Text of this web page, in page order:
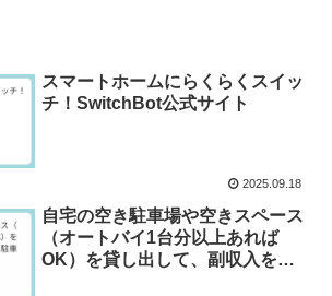
スマートホームにらくらくスイッ
チ！SwitchBot公式サイト
2025.09.18
自宅の空き駐車場や空きスペース
（オートバイ1台分以上あれば
OK）を貸し出して、副収入を得